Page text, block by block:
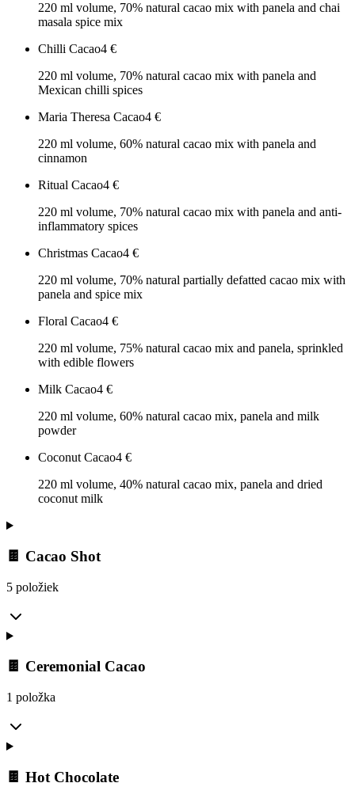
220 ml volume, 70% natural cacao mix with panela and chai
masala spice mix
Chilli Cacao4 €
220 ml volume, 70% natural cacao mix with panela and
Mexican chilli spices
Maria Theresa Cacao4 €
220 ml volume, 60% natural cacao mix with panela and
cinnamon
Ritual Cacao4 €
220 ml volume, 70% natural cacao mix with panela and anti-
inflammatory spices
Christmas Cacao4 €
220 ml volume, 70% natural partially defatted cacao mix with
panela and spice mix
Floral Cacao4 €
220 ml volume, 75% natural cacao mix and panela, sprinkled
with edible flowers
Milk Cacao4 €
220 ml volume, 60% natural cacao mix, panela and milk
powder
Coconut Cacao4 €
220 ml volume, 40% natural cacao mix, panela and dried
coconut milk
🍫 Cacao Shot
5 položiek
🍫 Ceremonial Cacao
1 položka
🍫 Hot Chocolate